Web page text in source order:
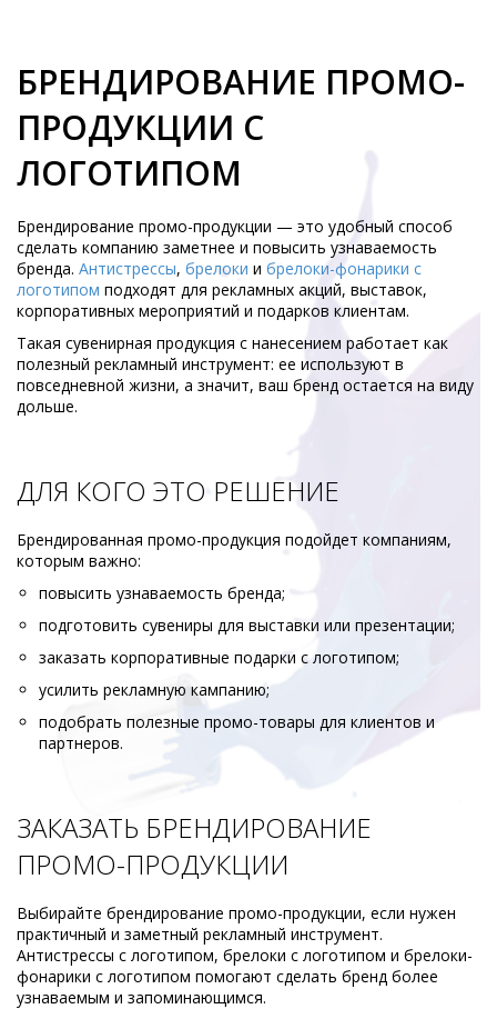
БРЕНДИРОВАНИЕ ПРОМО-
ПРОДУКЦИИ С
ЛОГОТИПОМ
Брендирование промо-продукции — это удобный способ
сделать компанию заметнее и повысить узнаваемость
бренда. Антистрессы, брелоки и брелоки-фонарики с
логотипом подходят для рекламных акций, выставок,
корпоративных мероприятий и подарков клиентам.
Такая сувенирная продукция с нанесением работает как
полезный рекламный инструмент: ее используют в
повседневной жизни, а значит, ваш бренд остается на виду
дольше.
ДЛЯ КОГО ЭТО РЕШЕНИЕ
Брендированная промо-продукция подойдет компаниям,
которым важно:
повысить узнаваемость бренда;
подготовить сувениры для выставки или презентации;
заказать корпоративные подарки с логотипом;
усилить рекламную кампанию;
подобрать полезные промо-товары для клиентов и
партнеров.
ЗАКАЗАТЬ БРЕНДИРОВАНИЕ
ПРОМО-ПРОДУКЦИИ
Выбирайте брендирование промо-продукции, если нужен
практичный и заметный рекламный инструмент.
Антистрессы с логотипом, брелоки с логотипом и брелоки-
фонарики с логотипом помогают сделать бренд более
узнаваемым и запоминающимся.